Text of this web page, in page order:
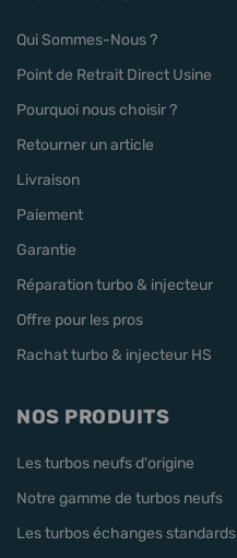
Qui Sommes-Nous ?
Point de Retrait Direct Usine
Pourquoi nous choisir ?
Retourner un article
Livraison
Paiement
Garantie
Réparation turbo & injecteur
Offre pour les pros
Rachat turbo & injecteur HS
NOS PRODUITS
Les turbos neufs d'origine
Notre gamme de turbos neufs
Les turbos échanges standards